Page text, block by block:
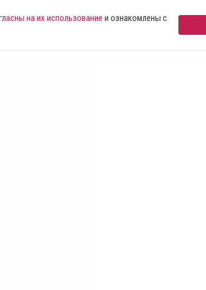
на их использование и ознакомлены с